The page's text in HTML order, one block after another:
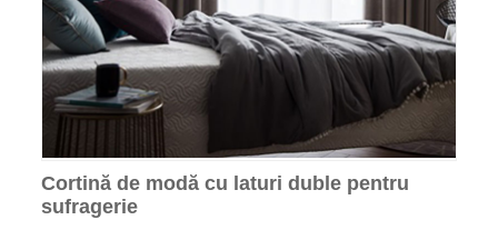
Cortină de modă cu laturi duble pentru
sufragerie